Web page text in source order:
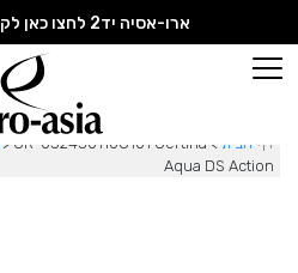
ארו-אסיה יד2 לחצו כאן לקטלוג Pre-Owned
דף הבית >
> CR-0324301108101 Certina
Aqua DS Action